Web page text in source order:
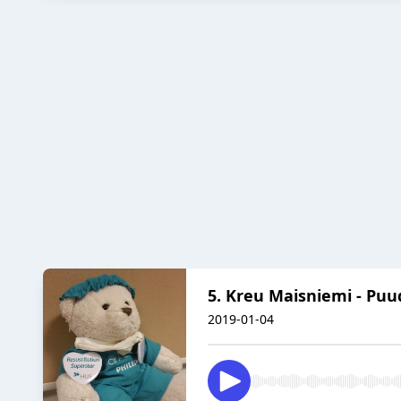
5. Kreu Maisniemi -
2019-01-04